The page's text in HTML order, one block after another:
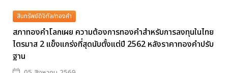
สินทรัพย์ดิจิทัล/ทองคำ
สภาทองคำโลกเผย ความต้องการทองคำสำหรับการลงทุนในไทย
ไตรมาส 2 แข็งแกร่งที่สุดนับตั้งแต่ปี 2562 หลังราคาทองคำปรับ
ฐาน